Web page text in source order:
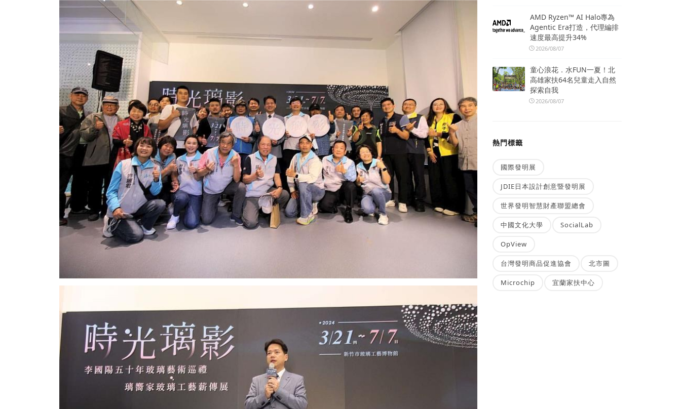
AMD Ryzen™ AI Halo專為
Agentic Era打造，代理編排
速度最高提升34%
2026/08/07
童心浪花．水FUN一夏！北
高雄家扶64名兒童走入自然
探索自我
2026/08/07
熱門標籤
國際發明展
JDIE日本設計創意暨發明展
世界發明智慧財產聯盟總會
中國文化大學 SocialLab
OpView
台灣發明商品促進協會 北市圖
Microchip 宜蘭家扶中心